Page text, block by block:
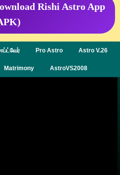
Rishi Astro App
Pro Astro Astro V.26
Matrimony AstroVS2008